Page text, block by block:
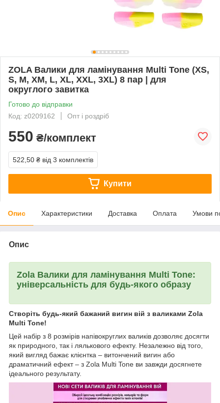
ZOLA Валики для ламінування Multi Tone (XS,
S, M, XM, L, XL, XXL, 3XL) 8 пар | для
округлого завитка
Готово до відправки
Код: z0209162
Опт і роздріб
550 ₴/комплект
522,50 ₴ від 3 комплектів
Купити
Опис Характеристики Доставка Оплата Умови
Опис
Zola Валики для ламінування Multi Tone:
універсальність для будь-якого образу
Створіть будь-який бажаний вигин вій з валиками Zola
Multi Tone!
Цей набір з 8 розмірів напівокруглих валиків дозволяє досягти
як природного, так і лялькового ефекту. Незалежно від того,
який вигляд бажає клієнтка – витончений вигин або
драматичний ефект – з Zola Multi Tone ви завжди досягнете
ідеального результату.